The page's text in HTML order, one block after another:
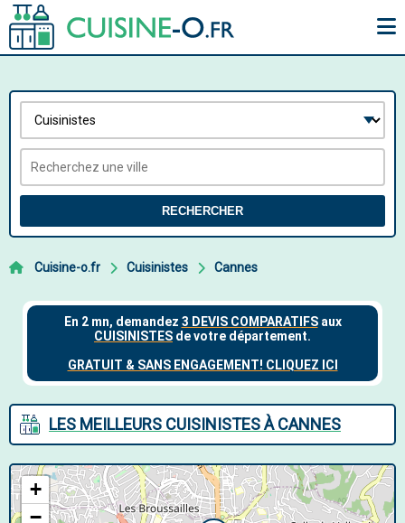
RECHERCHER
Cuisine-o.fr Cuisinistes Cannes
LES MEILLEURS CUISINISTES À CANNES
+
−